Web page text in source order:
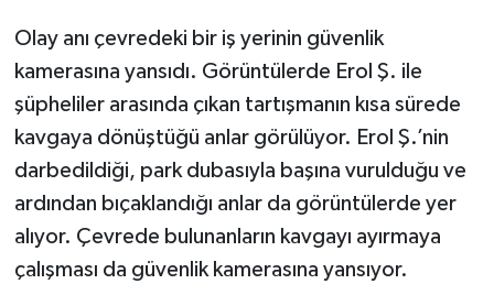
Olay anı çevredeki bir iş yerinin güvenlik
kamerasına yansıdı. Görüntülerde Erol Ş. ile
şüpheliler arasında çıkan tartışmanın kısa sürede
kavgaya dönüştüğü anlar görülüyor. Erol Ş.’nin
darbedildiği, park dubasıyla başına vurulduğu ve
ardından bıçaklandığı anlar da görüntülerde yer
alıyor. Çevrede bulunanların kavgayı ayırmaya
çalışması da güvenlik kamerasına yansıyor.